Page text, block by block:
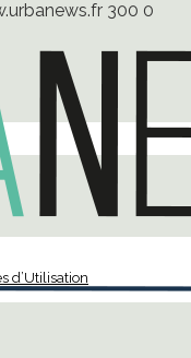
300 0
d’Utilisation